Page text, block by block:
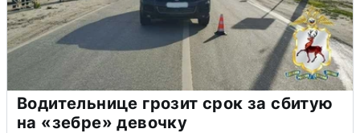
Водительнице грозит срок за сбитую
на «зебре» девочку